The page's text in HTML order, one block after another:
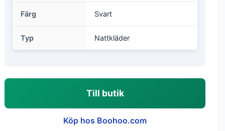
Färg Svart
Typ Nattkläder
Till butik
Köp hos Boohoo.com